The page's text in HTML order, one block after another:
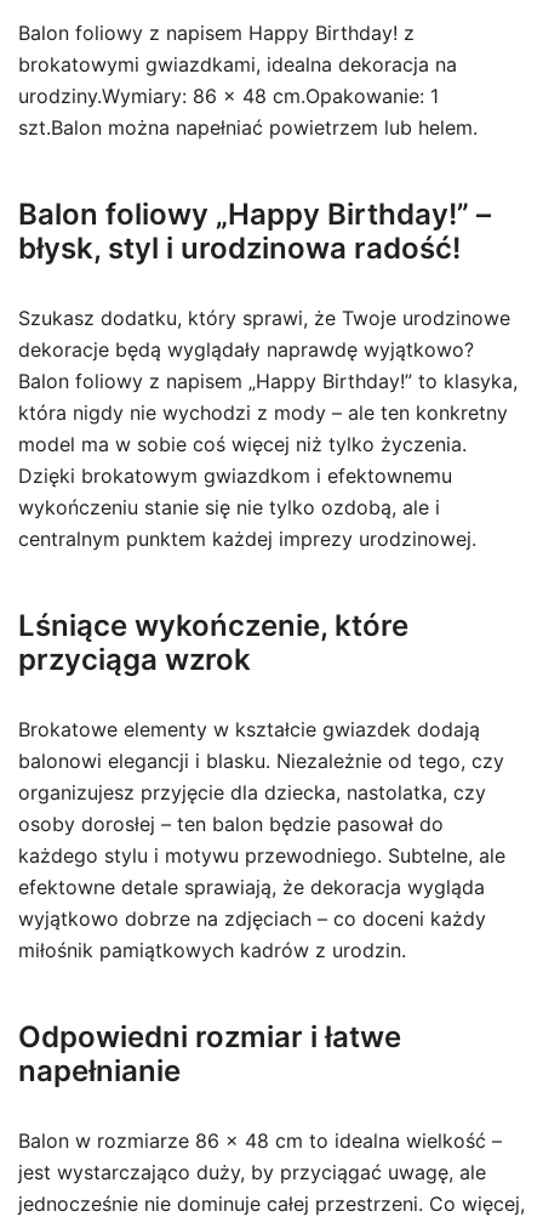
Balon foliowy z napisem Happy Birthday! z
brokatowymi gwiazdkami, idealna dekoracja na
urodziny.Wymiary: 86 x 48 cm.Opakowanie: 1
szt.Balon można napełniać powietrzem lub helem.
Balon foliowy „Happy Birthday!” –
błysk, styl i urodzinowa radość!
Szukasz dodatku, który sprawi, że Twoje urodzinowe
dekoracje będą wyglądały naprawdę wyjątkowo?
Balon foliowy z napisem „Happy Birthday!” to klasyka,
która nigdy nie wychodzi z mody – ale ten konkretny
model ma w sobie coś więcej niż tylko życzenia.
Dzięki brokatowym gwiazdkom i efektownemu
wykończeniu stanie się nie tylko ozdobą, ale i
centralnym punktem każdej imprezy urodzinowej.
Lśniące wykończenie, które
przyciąga wzrok
Brokatowe elementy w kształcie gwiazdek dodają
balonowi elegancji i blasku. Niezależnie od tego, czy
organizujesz przyjęcie dla dziecka, nastolatka, czy
osoby dorosłej – ten balon będzie pasował do
każdego stylu i motywu przewodniego. Subtelne, ale
efektowne detale sprawiają, że dekoracja wygląda
wyjątkowo dobrze na zdjęciach – co doceni każdy
miłośnik pamiątkowych kadrów z urodzin.
Odpowiedni rozmiar i łatwe
napełnianie
Balon w rozmiarze 86 x 48 cm to idealna wielkość –
jest wystarczająco duży, by przyciągać uwagę, ale
jednocześnie nie dominuje całej przestrzeni. Co więcej,